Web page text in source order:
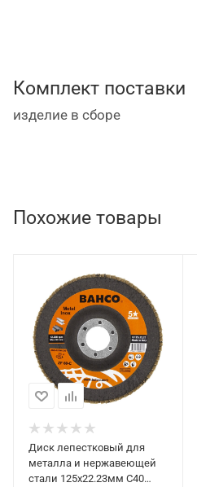
Комплект поставки
изделие в сборе
Похожие товары
Диск лепестковый для
металла и нержавеющей
стали 125x22.23мм C40